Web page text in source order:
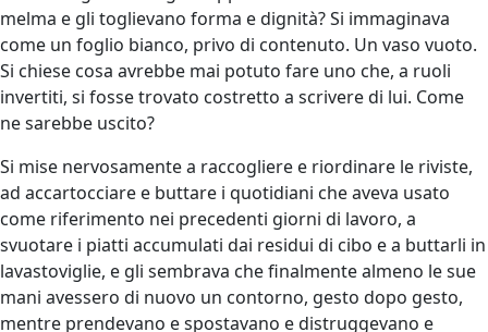
melma e gli toglievano forma e dignità? Si immaginava
come un foglio bianco, privo di contenuto. Un vaso vuoto.
Si chiese cosa avrebbe mai potuto fare uno che, a ruoli
invertiti, si fosse trovato costretto a scrivere di lui. Come
ne sarebbe uscito?
Si mise nervosamente a raccogliere e riordinare le riviste,
ad accartocciare e buttare i quotidiani che aveva usato
come riferimento nei precedenti giorni di lavoro, a
svuotare i piatti accumulati dai residui di cibo e a buttarli in
lavastoviglie, e gli sembrava che finalmente almeno le sue
mani avessero di nuovo un contorno, gesto dopo gesto,
mentre prendevano e spostavano e distruggevano e